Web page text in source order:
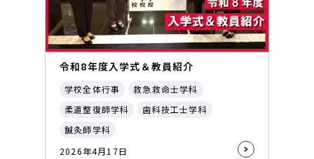
令和8年度入学式＆教員紹介
学校全体行事
救急救命士学科
柔道整復師学科
歯科技工士学科
鍼灸師学科
2026年4月17日